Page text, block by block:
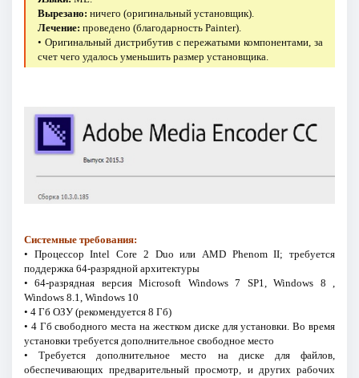
Вырезано: ничего (оригинальный установщик).
Лечение: проведено (благодарность Painter).
• Оригинальный дистрибутив с пережатыми компонентами, за
счет чего удалось уменьшить размер установщика.
Системные требования:
• Процессор Intel Core 2 Duo или AMD Phenom II; требуется
поддержка 64-разрядной архитектуры
• 64-разрядная версия Microsoft Windows 7 SP1, Windows 8 ,
Windows 8.1, Windows 10
• 4 Гб ОЗУ (рекомендуется 8 Гб)
• 4 Гб свободного места на жестком диске для установки. Во время
установки требуется дополнительное свободное место
• Требуется дополнительное место на диске для файлов,
обеспечивающих предварительный просмотр, и других рабочих